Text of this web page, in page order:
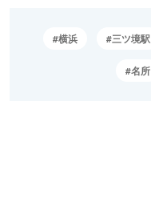
横浜 三ツ境駅
名所